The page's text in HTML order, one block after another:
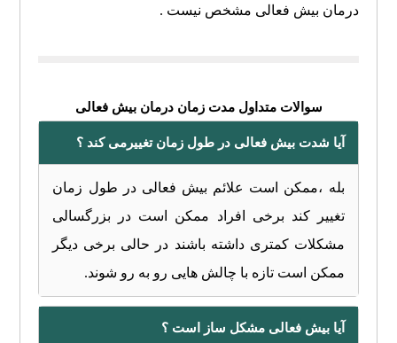
درمان بیش فعالی مشخص نیست .
سوالات متداول مدت زمان درمان بیش فعالی
آیا شدت بیش فعالی در طول زمان تغییرمی کند ؟
بله ،ممکن است علائم بیش فعالی در طول زمان
تغییر کند برخی افراد ممکن است در بزرگسالی
مشکلات کمتری داشته باشند در حالی برخی دیگر
ممکن است تازه با چالش هایی رو به رو شوند.
آیا بیش فعالی مشکل ساز است ؟